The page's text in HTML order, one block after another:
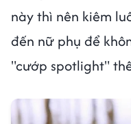
này thì nên kiêm
đến nữ phụ để
"cướp spotlight"